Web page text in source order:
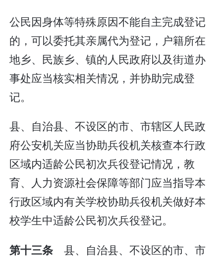
公民因身体等特殊原因不能自主完成登记
的，可以委托其亲属代为登记，户籍所在
地乡、民族乡、镇的人民政府以及街道办
事处应当核实相关情况，并协助完成登
记。
县、自治县、不设区的市、市辖区人民政
府公安机关应当协助兵役机关核查本行政
区域内适龄公民初次兵役登记情况，教
育、人力资源社会保障等部门应当指导本
行政区域内有关学校协助兵役机关做好本
校学生中适龄公民初次兵役登记。
第十三条县、自治县、不设区的市、市